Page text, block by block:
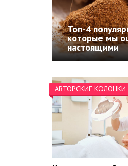
Топ-4
которые мы
настоящими
АВТОРСКИЕ КОЛОНКИ